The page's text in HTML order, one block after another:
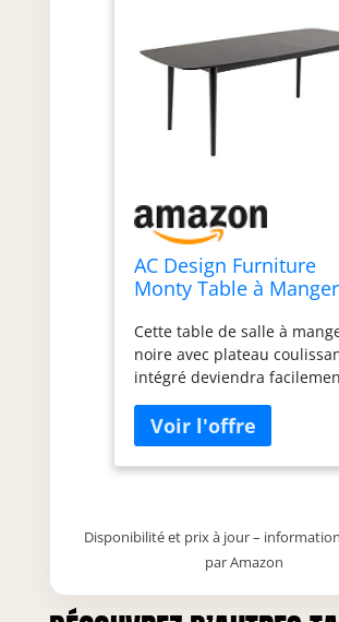
AC Design Furniture
Monty Table à
P 90 cm
Cette table de salle à
noire avec plateau
intégré deviendra
manger car elle est une
élégante et pratique au
quotidien Pour allonger le
indiqué sur l'image et de
soulever le plateau
Disponibilité et prix à jour –
par Amazon